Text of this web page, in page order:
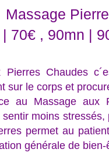
Massage
70€ , 90mn |
Pierres Chaudes
sur le corps et
au Massage aux
moins
permet au
générale de bien-